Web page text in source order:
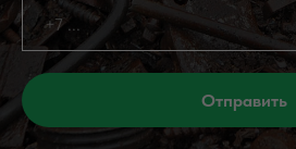
Отправить